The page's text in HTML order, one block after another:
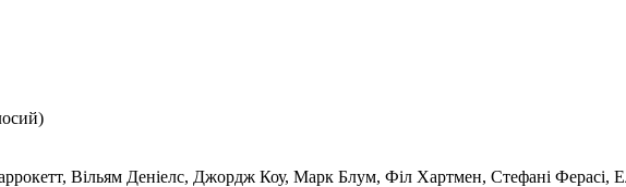
Вільям Деніелс, Джордж Коу, Марк Блум, Філ Хартмен, Стефані Ферасі,